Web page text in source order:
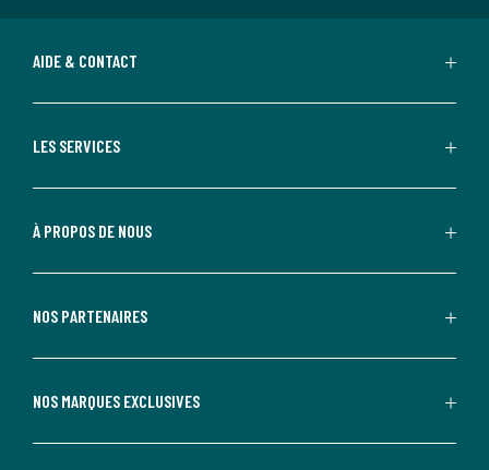
AIDE & CONTACT
LES SERVICES
À PROPOS DE NOUS
NOS PARTENAIRES
NOS MARQUES EXCLUSIVES